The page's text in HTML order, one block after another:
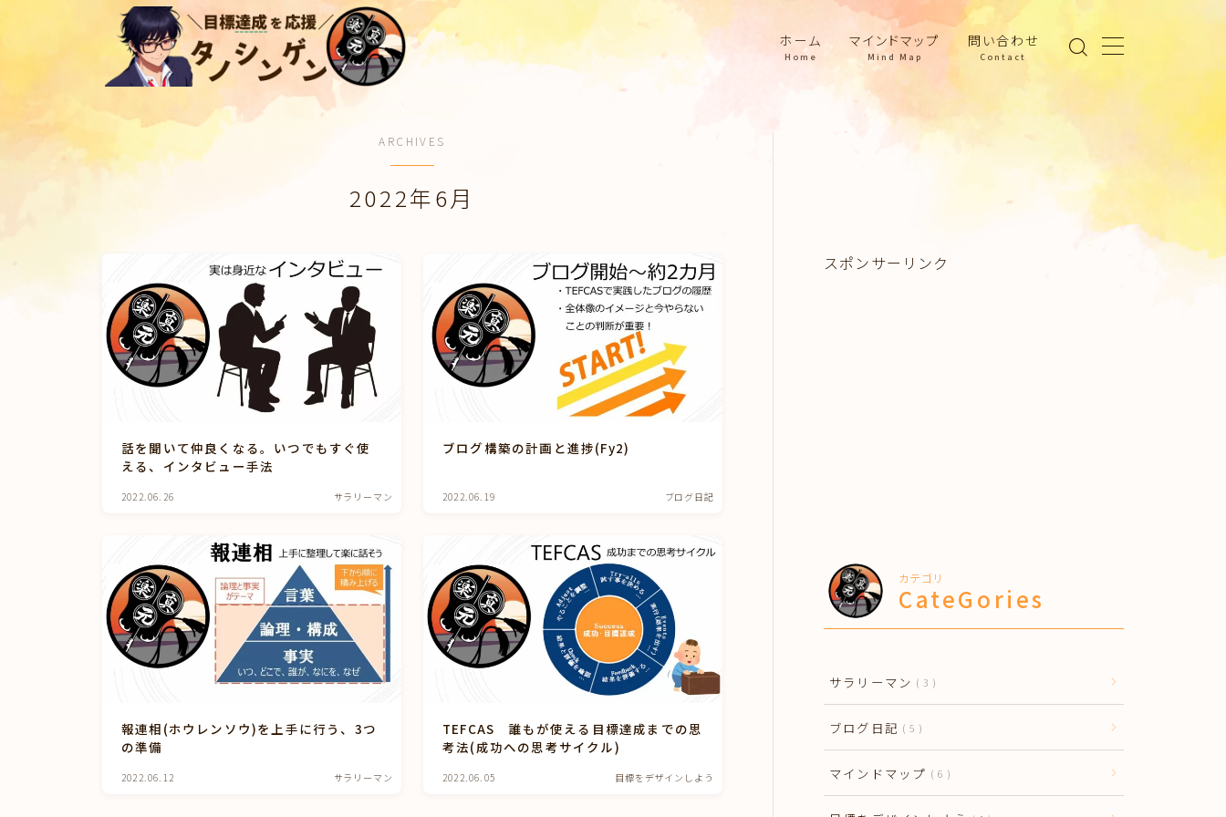
ホーム
Home
マインドマップ
Mind Map
問い合わせ
Contact
ブログ日記
マインドマップ
目標をデザインしよう
2023年1月
2022年12月
2022年11月
2022年7月
ARCHIVES
2022年6月
話を聞いて仲良くなる。いつでもすぐ使
える、インタビュー手法
2022.06.26 サラリーマン
ブログ構築の計画と進捗(Fy2)
2022.06.19 ブログ日記
報連相(ホウレンソウ)を上手に行う、3つ
の準備
2022.06.12 サラリーマン
TEFCAS 誰もが使える目標達成までの思
考法(成功への思考サイクル)
2022.06.05 目標をデザインしよう
スポンサーリンク
カテゴリ
CateGories
サラリーマン 3
ブログ日記 5
マインドマップ 6